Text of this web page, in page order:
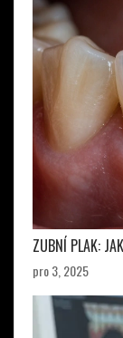
ZUBNÍ PLAK:
pro 3, 2025